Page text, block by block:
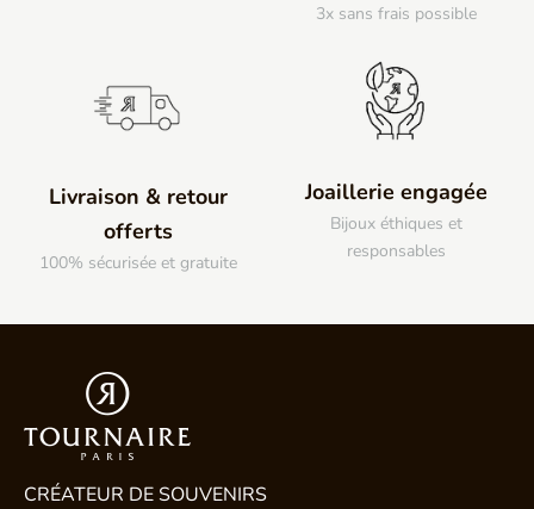
3x sans frais possible
Livraison & retour
offerts
100% sécurisée et gratuite
Joaillerie engagée
Bijoux éthiques et
responsables
CRÉATEUR DE SOUVENIRS